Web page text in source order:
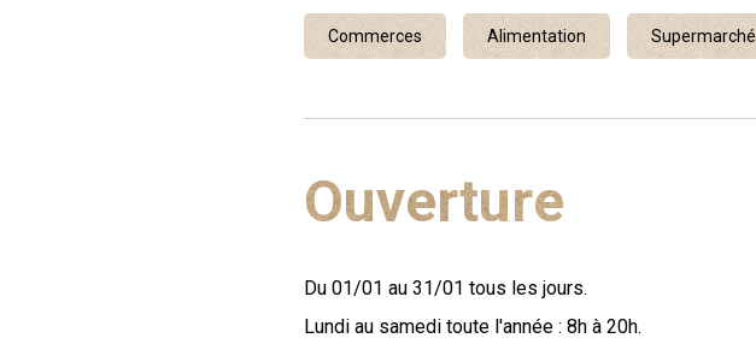
Commerces Alimentation Supermarché
Ouverture
Du 01/01 au 31/01 tous les jours.
Lundi au samedi toute l'année : 8h à 20h.